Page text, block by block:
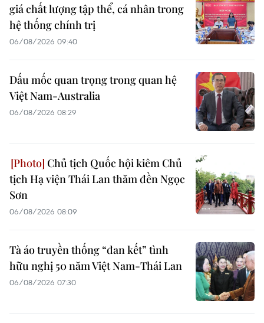
giá chất lượng tập thể, cá nhân trong
hệ thống chính trị
06/08/2026 09:40
Dấu mốc quan trọng trong quan hệ
Việt Nam-Australia
06/08/2026 08:29
Chủ tịch Quốc hội kiêm Chủ
tịch Hạ viện Thái Lan thăm đền Ngọc
Sơn
06/08/2026 08:09
Tà áo truyền thống “đan kết” tình
hữu nghị 50 năm Việt Nam-Thái Lan
06/08/2026 07:30